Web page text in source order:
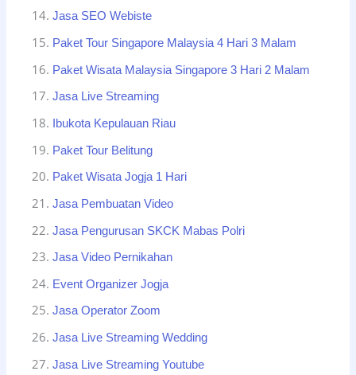
Jasa SEO Webiste
Paket Tour Singapore Malaysia 4 Hari 3 Malam
Paket Wisata Malaysia Singapore 3 Hari 2 Malam
Jasa Live Streaming
Ibukota Kepulauan Riau
Paket Tour Belitung
Paket Wisata Jogja 1 Hari
Jasa Pembuatan Video
Jasa Pengurusan SKCK Mabas Polri
Jasa Video Pernikahan
Event Organizer Jogja
Jasa Operator Zoom
Jasa Live Streaming Wedding
Jasa Live Streaming Youtube